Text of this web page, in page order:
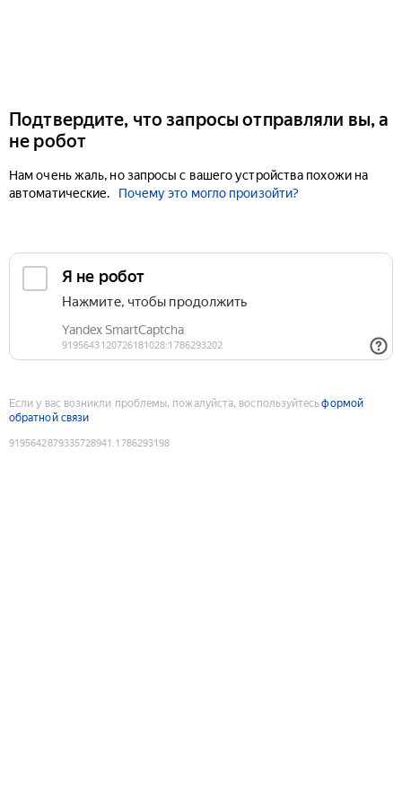
Подтвердите, что запросы отправляли вы, а
не робот
Нам очень жаль, но запросы с вашего устройства похожи на
автоматические.
Почему это могло произойти?
Если у вас возникли проблемы, пожалуйста, воспользуйтесьформой
обратной связи
9195642879335728941 :1786293198